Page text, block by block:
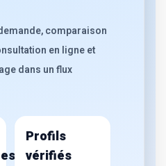
comparaison
en ligne et
dans un flux
Profils
vérifiés